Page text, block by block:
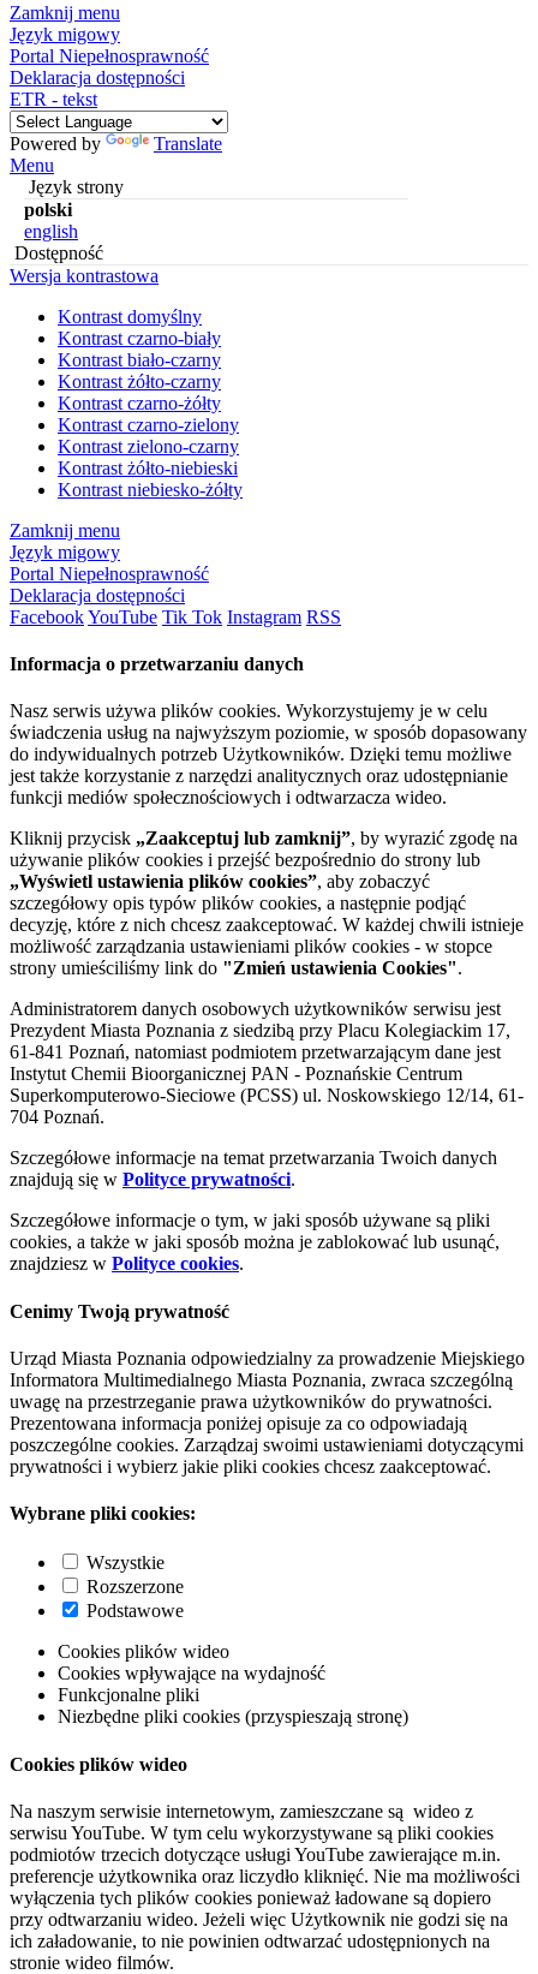
Zamknij menu
Język migowy
Portal Niepełnosprawność
Deklaracja dostępności
ETR - tekst
Powered by
Translate
Menu
Język strony
polski
english
Dostępność
Wersja kontrastowa
Kontrast domyślny
Kontrast czarno-biały
Kontrast biało-czarny
Kontrast żółto-czarny
Kontrast czarno-żółty
Kontrast czarno-zielony
Kontrast zielono-czarny
Kontrast żółto-niebieski
Kontrast niebiesko-żółty
Zamknij menu
Język migowy
Portal Niepełnosprawność
Deklaracja dostępności
FacebookYouTube Tik Tok Instagram RSS
Informacja o przetwarzaniu danych
Nasz serwis używa plików cookies. Wykorzystujemy je w celu
świadczenia usług na najwyższym poziomie, w sposób dopasowany
do indywidualnych potrzeb Użytkowników. Dzięki temu możliwe
jest także korzystanie z narzędzi analitycznych oraz udostępnianie
funkcji mediów społecznościowych i odtwarzacza wideo.
Kliknij przycisk „Zaakceptuj lub zamknij”, by wyrazić zgodę na
używanie plików cookies i przejść bezpośrednio do strony lub
„Wyświetl ustawienia plików cookies”, aby zobaczyć
szczegółowy opis typów plików cookies, a następnie podjąć
decyzję, które z nich chcesz zaakceptować. W każdej chwili istnieje
możliwość zarządzania ustawieniami plików cookies - w stopce
strony umieściliśmy link do "Zmień ustawienia Cookies".
Administratorem danych osobowych użytkowników serwisu jest
Prezydent Miasta Poznania z siedzibą przy Placu Kolegiackim 17,
61-841 Poznań, natomiast podmiotem przetwarzającym dane jest
Instytut Chemii Bioorganicznej PAN - Poznańskie Centrum
Superkomputerowo-Sieciowe (PCSS) ul. Noskowskiego 12/14, 61-
704 Poznań.
Szczegółowe informacje na temat przetwarzania Twoich danych
znajdują się w Polityce prywatności.
Szczegółowe informacje o tym, w jaki sposób używane są pliki
cookies, a także w jaki sposób można je zablokować lub usunąć,
znajdziesz w Polityce cookies.
Cenimy Twoją prywatność
Urząd Miasta Poznania odpowiedzialny za prowadzenie Miejskiego
Informatora Multimedialnego Miasta Poznania, zwraca szczególną
uwagę na przestrzeganie prawa użytkowników do prywatności.
Prezentowana informacja poniżej opisuje za co odpowiadają
poszczególne cookies. Zarządzaj swoimi ustawieniami dotyczącymi
prywatności i wybierz jakie pliki cookies chcesz zaakceptować.
Wybrane pliki cookies:
Wszystkie
Rozszerzone
Podstawowe
Cookies plików wideo
Cookies wpływające na wydajność
Funkcjonalne pliki
Niezbędne pliki cookies (przyspieszają stronę)
Cookies plików wideo
Na naszym serwisie internetowym, zamieszczane są wideo z
serwisu YouTube. W tym celu wykorzystywane są pliki cookies
podmiotów trzecich dotyczące usługi YouTube zawierające m.in.
preferencje użytkownika oraz liczydło kliknięć. Nie ma możliwości
wyłączenia tych plików cookies ponieważ ładowane są dopiero
przy odtwarzaniu wideo. Jeżeli więc Użytkownik nie godzi się na
ich załadowanie, to nie powinien odtwarzać udostępnionych na
stronie wideo filmów.